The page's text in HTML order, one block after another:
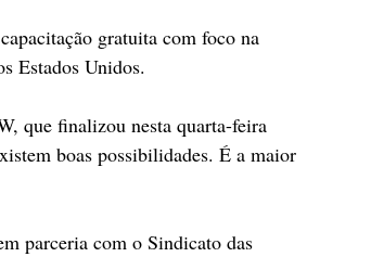
gratuita com foco na
Estados Unidos.
que finalizou nesta quarta-feira
boas possibilidades. É a maior
parceria com o Sindicato das